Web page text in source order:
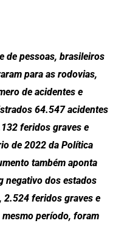
de pessoas, brasileiros
para as rodovias,
de acidentes e
64.547 acidentes
feridos graves e
de 2022 da Política
também aponta
negativo dos estados
2.524 feridos graves e
período, foram